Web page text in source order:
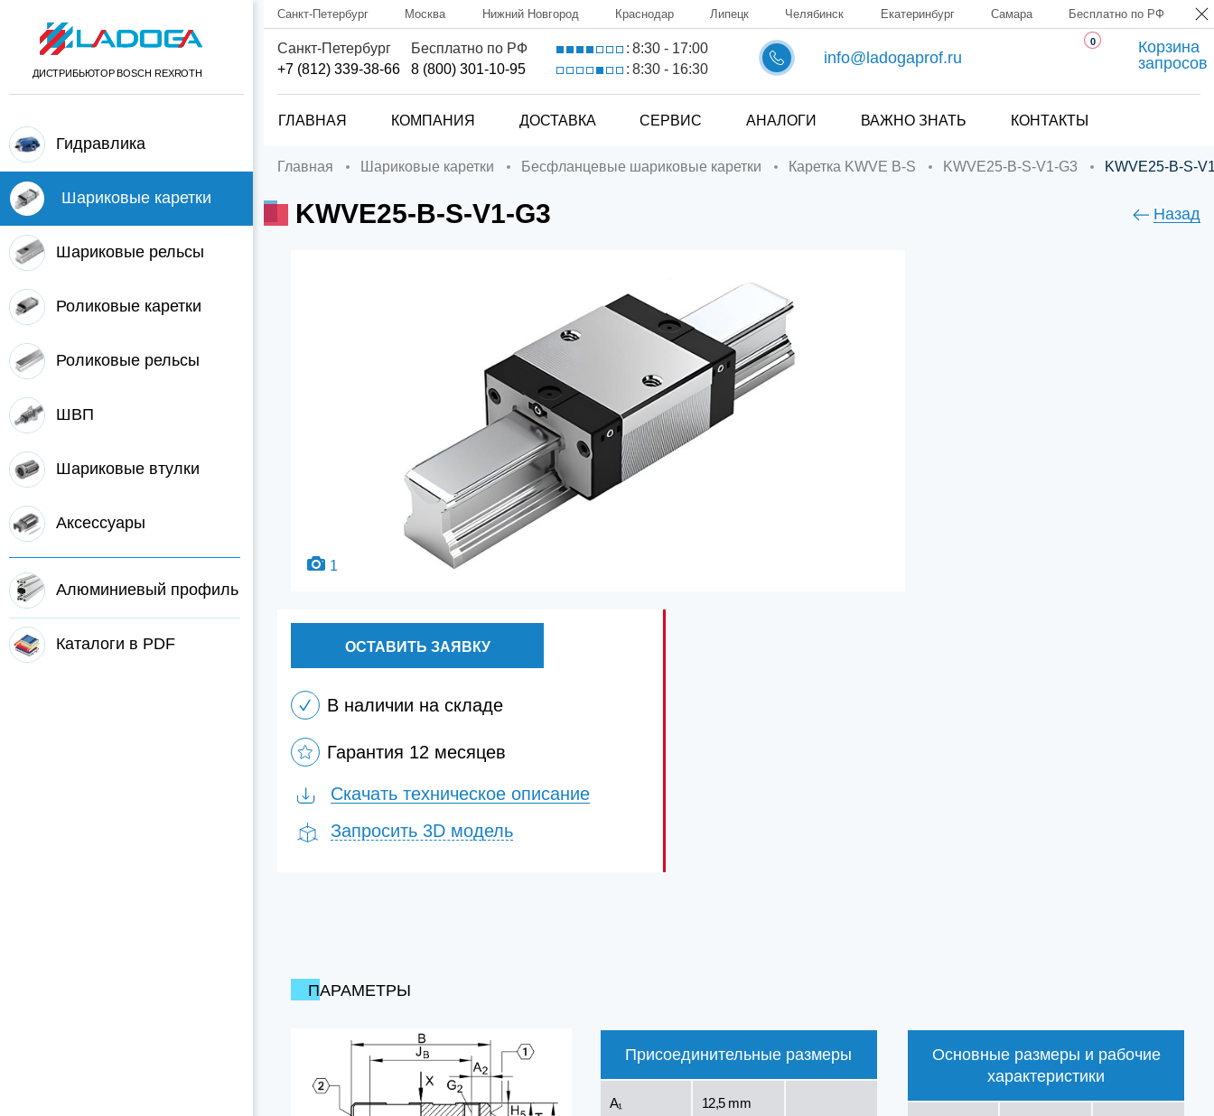
ДИСТРИБЬЮТОР BOSCH REXROTH
Гидравлика
Шариковые каретки
Шариковые рельсы
Роликовые каретки
Роликовые рельсы
ШВП
Шариковые втулки
Аксессуары
Алюминиевый профиль
Каталоги в PDF
Санкт-Петербург Москва Нижний Новгород Краснодар Липецк Челябинск Екатеринбург Самара Бесплатно по РФ
Санкт-Петербург
+7 (812) 339-38-66
Бесплатно по РФ
8 (800) 301-10-95
: 8:30 - 17:00
: 8:30 - 16:30
info@ladogaprof.ru
0
Корзина
запросов
ГЛАВНАЯ КОМПАНИЯ ДОСТАВКА СЕРВИС АНАЛОГИ ВАЖНО ЗНАТЬ КОНТАКТЫ
Главная Шариковые каретки Бесфланцевые шариковые каретки Каретка KWVE B-S KWVE25-B-S-V1-G3 KWVE25-B-S-
KWVE25-B-S-V1-G3 Назад
1
ОСТАВИТЬ ЗАЯВКУ
В наличии на складе
Гарантия 12 месяцев
Скачать техническое описание
Запросить 3D модель
ПАРАМЕТРЫ
Присоединительные размеры
A₁ 12,5 mm
Основные размеры и рабочие
характеристики